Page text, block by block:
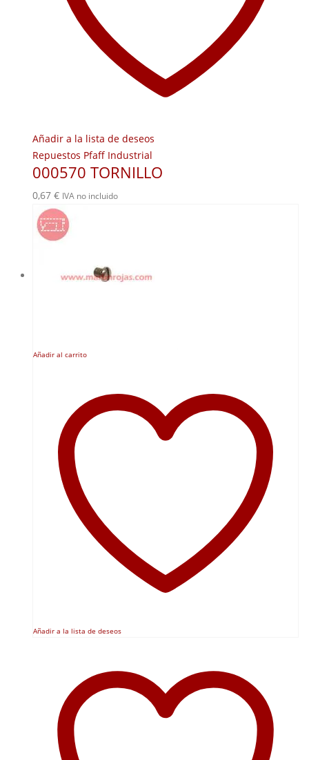
Añadir a la lista de deseos
Repuestos Pfaff Industrial
000570 TORNILLO
0,67 € IVA no incluido
Añadir al carrito
Añadir a la lista de deseos